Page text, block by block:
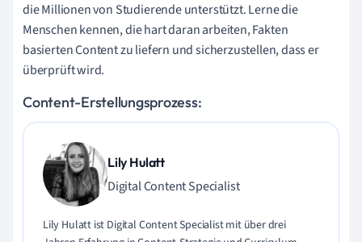
die Millionen von Studierende unterstützt. Lerne die
Menschen kennen, die hart daran arbeiten, Fakten
basierten Content zu liefern und sicherzustellen, dass er
überprüft wird.
Content-Erstellungsprozess:
Lily Hulatt
Digital Content Specialist
Lily Hulatt ist Digital Content Specialist mit über drei